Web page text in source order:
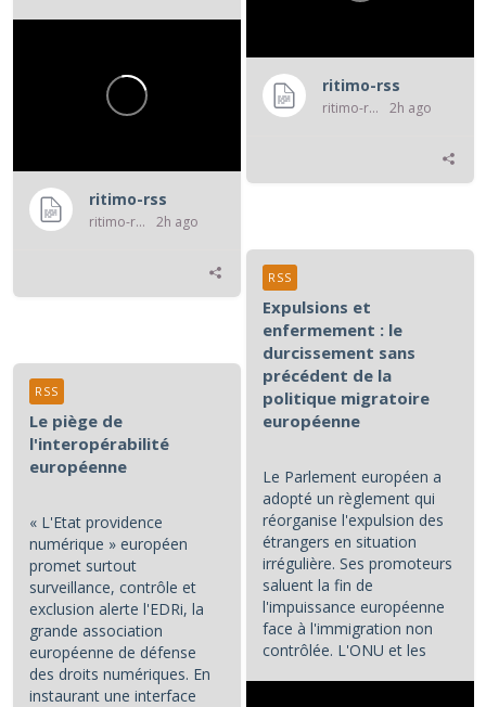
ritimo-rss
ritimo-rss 2h ago
ritimo-rss
ritimo-rss 2h ago
Expulsions et
enfermement : le
durcissement sans
précédent de la
politique migratoire
européenne
Le Parlement européen a
adopté un règlement qui
réorganise l'expulsion des
étrangers en situation
irrégulière. Ses promoteurs
saluent la fin de
l'impuissance européenne
face à l'immigration non
contrôlée. L'ONU et les
RSS
Le piège de
l'interopérabilité
européenne
« L'Etat providence
numérique » européen
promet surtout
surveillance, contrôle et
exclusion alerte l'EDRi, la
grande association
européenne de défense
des droits numériques. En
instaurant une interface
RSS